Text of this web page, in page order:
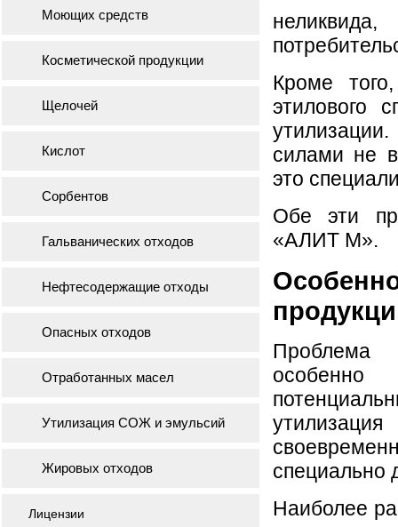
Кроме
этилового
силами не
это
Обе эти
«АЛИТ М».
Проблема
утилизация
специально
Наиболее
Моющих средств
Косметической продукции
Щелочей
Кислот
Сорбентов
Гальванических отходов
Нефтесодержащие отходы
Опасных отходов
Отработанных масел
Утилизация СОЖ и эмульсий
Жировых отходов
Лицензии